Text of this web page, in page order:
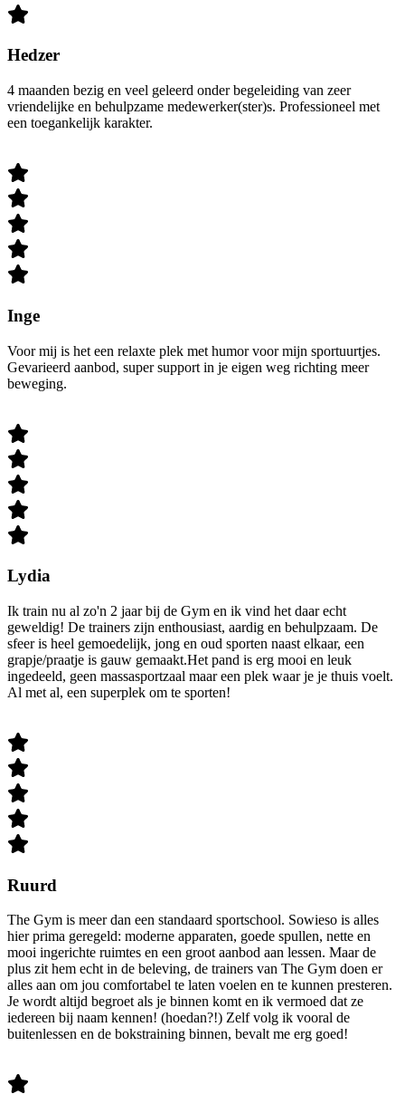
Hedzer
4 maanden bezig en veel geleerd onder begeleiding van zeer
vriendelijke en behulpzame medewerker(ster)s. Professioneel met
een toegankelijk karakter.
Inge
Voor mij is het een relaxte plek met humor voor mijn sportuurtjes.
Gevarieerd aanbod, super support in je eigen weg richting meer
beweging.
Lydia
Ik train nu al zo'n 2 jaar bij de Gym en ik vind het daar echt
geweldig! De trainers zijn enthousiast, aardig en behulpzaam. De
sfeer is heel gemoedelijk, jong en oud sporten naast elkaar, een
grapje/praatje is gauw gemaakt.Het pand is erg mooi en leuk
ingedeeld, geen massasportzaal maar een plek waar je je thuis voelt.
Al met al, een superplek om te sporten!
Ruurd
The Gym is meer dan een standaard sportschool. Sowieso is alles
hier prima geregeld: moderne apparaten, goede spullen, nette en
mooi ingerichte ruimtes en een groot aanbod aan lessen. Maar de
plus zit hem echt in de beleving, de trainers van The Gym doen er
alles aan om jou comfortabel te laten voelen en te kunnen presteren.
Je wordt altijd begroet als je binnen komt en ik vermoed dat ze
iedereen bij naam kennen! (hoedan?!) Zelf volg ik vooral de
buitenlessen en de bokstraining binnen, bevalt me erg goed!